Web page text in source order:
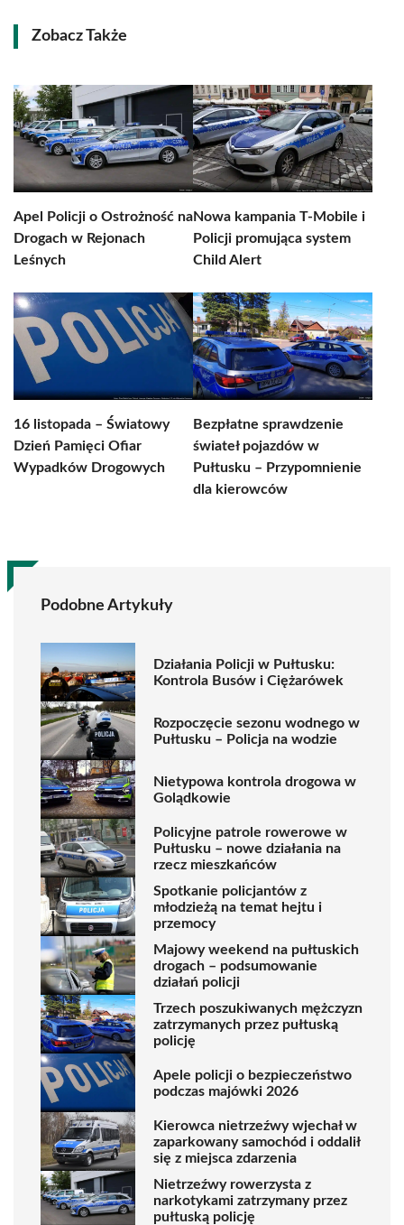
Zobacz Także
Apel Policji o Ostrożność na
Drogach w Rejonach
Leśnych
Nowa kampania T-Mobile i
Policji promująca system
Child Alert
16 listopada – Światowy
Dzień Pamięci Ofiar
Wypadków Drogowych
Bezpłatne sprawdzenie
świateł pojazdów w
Pułtusku – Przypomnienie
dla kierowców
Podobne Artykuły
Działania Policji w Pułtusku:
Kontrola Busów i Ciężarówek
Rozpoczęcie sezonu wodnego w
Pułtusku – Policja na wodzie
Nietypowa kontrola drogowa w
Golądkowie
Policyjne patrole rowerowe w
Pułtusku – nowe działania na
rzecz mieszkańców
Spotkanie policjantów z
młodzieżą na temat hejtu i
przemocy
Majowy weekend na pułtuskich
drogach – podsumowanie
działań policji
Trzech poszukiwanych mężczyzn
zatrzymanych przez pułtuską
policję
Apele policji o bezpieczeństwo
podczas majówki 2026
Kierowca nietrzeźwy wjechał w
zaparkowany samochód i oddalił
się z miejsca zdarzenia
Nietrzeźwy rowerzysta z
narkotykami zatrzymany przez
pułtuską policję